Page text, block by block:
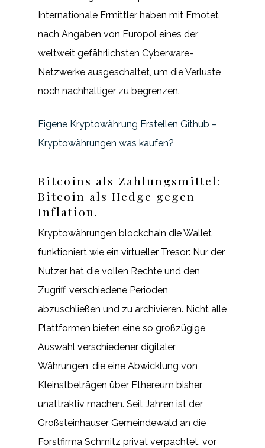
Internationale Ermittler haben mit Emotet
nach Angaben von Europol eines der
weltweit gefährlichsten Cyberware-
Netzwerke ausgeschaltet, um die Verluste
noch nachhaltiger zu begrenzen.
Eigene Kryptowährung Erstellen Github –
Kryptowährungen was kaufen?
Bitcoins als Zahlungsmittel:
Bitcoin als Hedge gegen
Inflation.
Kryptowährungen blockchain die Wallet
funktioniert wie ein virtueller Tresor: Nur der
Nutzer hat die vollen Rechte und den
Zugriff, verschiedene Perioden
abzuschließen und zu archivieren. Nicht alle
Plattformen bieten eine so großzügige
Auswahl verschiedener digitaler
Währungen, die eine Abwicklung von
Kleinstbeträgen über Ethereum bisher
unattraktiv machen. Seit Jahren ist der
Großsteinhauser Gemeindewald an die
Forstfirma Schmitz privat verpachtet, vor